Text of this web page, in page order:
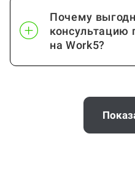
Почему
консультацию
на Work5?
Когда и как